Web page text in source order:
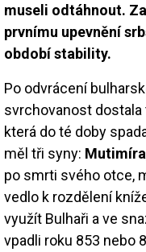
museli odtáhnout.
prvnímu upevnění
období stability.
Po odvrácení
svrchovanost dostala
která do té doby
měl tři syny: Mutimíra
po smrti svého otce,
vedlo k rozdělení
využít Bulhaři a ve
vpadli roku 853 nebo